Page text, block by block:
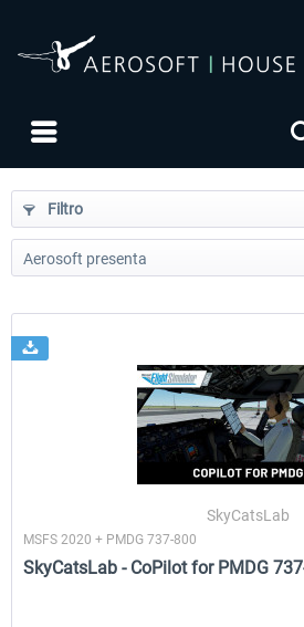
EmergencyDispatcherPro - 24h Free
Filtro
SkyCatsLab
MSFS 2020 + PMDG 737-800
SkyCatsLab - CoPilot for PMDG